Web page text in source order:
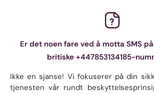
Er det noen fare ved å motta SMS
britiske +447853134185-
Ikke en sjanse! Vi fokuserer på din
tjenesten vår rundt